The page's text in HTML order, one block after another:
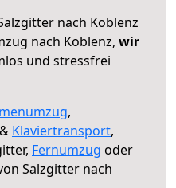
nach Koblenz
nach Koblenz, wir
und stressfrei
,
Klaviertransport,
Fernumzug oder
Salzgitter nach